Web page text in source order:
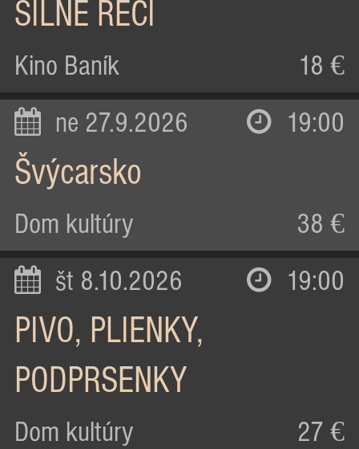
SILNÉ REČI
Kino Baník 18 €
ne 27.9.2026 19:00
Švýcarsko
Dom kultúry 38 €
št 8.10.2026 19:00
PIVO, PLIENKY,
PODPRSENKY
Dom kultúry 27 €